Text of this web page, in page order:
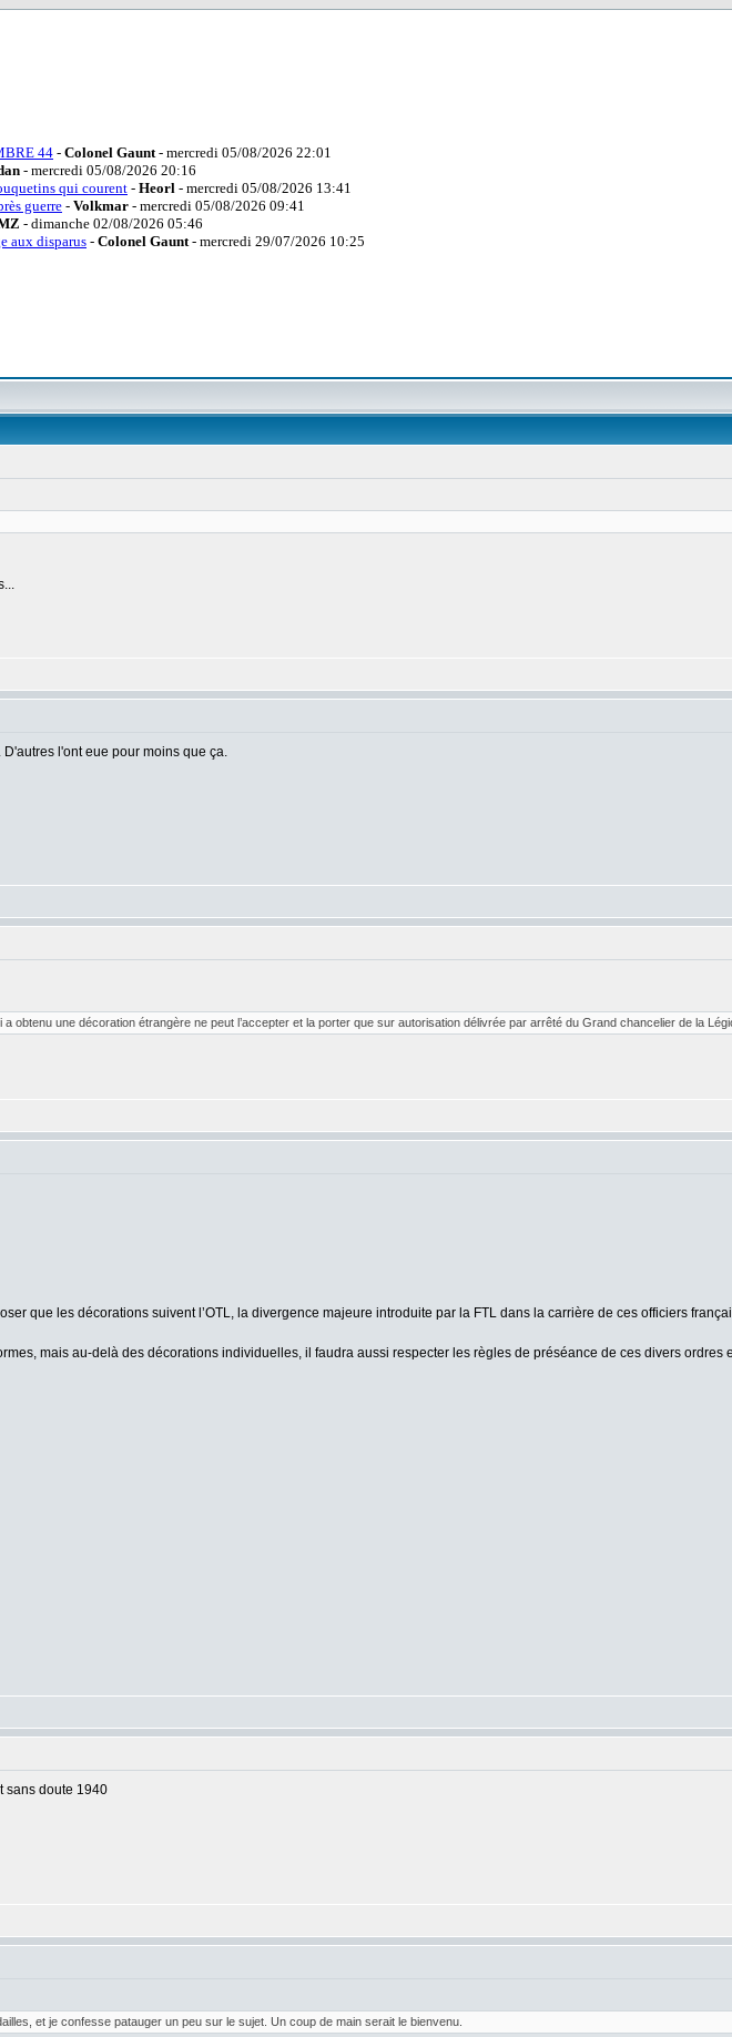
l'ont eue pour moins que ça.
obtenu une décoration étrangère ne peut l’accepter et la porter que sur autorisation délivrée par arrêté du Grand chancelier de la
que les décorations suivent l’OTL, la divergence majeure introduite par la FTL dans la carrière de ces officiers
mais au-delà des décorations individuelles, il faudra aussi respecter les règles de préséance de ces divers
sans doute 1940
et je confesse patauger un peu sur le sujet. Un coup de main serait le bienvenu.